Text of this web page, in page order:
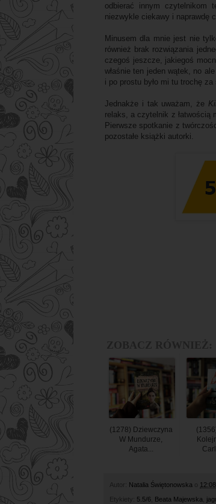
odbierać innym czytelnikom
niezwykle ciekawy i naprawdę
Minusem dla mnie jest nie
również brak rozwiązania
czegoś jeszcze, jakiegoś
właśnie ten jeden wątek, no
i po prostu było mi tu trochę za
Jednakże i tak uważam, że
relaks, a czytelnik z łatwością
Pierwsze spotkanie z
pozostałe książki autorki.
(1278) Dziewczyna
W Mundurze,
Agata...
Autor: Natalia Świętonowska
Etykiety: 5.5/6 Beata Majewska